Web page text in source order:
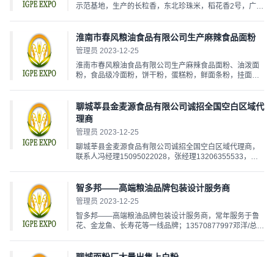
示范基地，生产的长粒香，东北珍珠米，稻花香2号，广销
淮南市春风粮油食品有限公司生产麻辣食品面粉
管理员 2023-12-25
淮南市春风粮油食品有限公司生产麻辣食品面粉、油泼面
粉，食品级冷面粉，饼干粉，蛋糕粉，鲜面条粉，挂面
18755407666，18855416999，13955417226...
聊城莘县金麦源食品有限公司诚招全国空白区域代
理商
管理员 2023-12-25
聊城莘县金麦源食品有限公司诚招全国空白区域代理商，
联系人冯经理15095022028，张经理13206355533，麦
智多邦——高端粮油品牌包装设计服务商
管理员 2023-12-25
智多邦——高端粮油品牌包装设计服务商，常年服务于鲁
花、金龙鱼、长寿花等一线品牌；13570877997邓洋/总经